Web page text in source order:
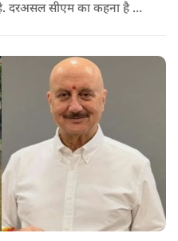
दरअसल सीएम का कहना है कि